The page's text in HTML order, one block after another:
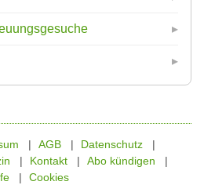
AGB
Datenschutz
Kontakt
Abo kündigen
Cookies